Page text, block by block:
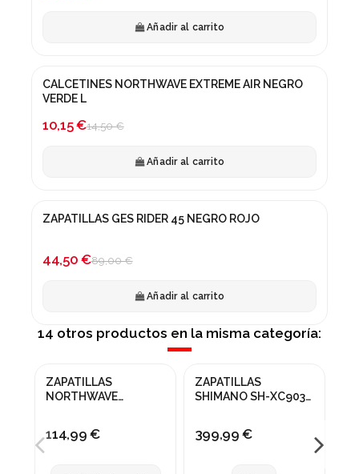
Añadir al carrito
-30%
CALCETINES NORTHWAVE EXTREME AIR NEGRO
VERDE L
10,15 €14,50 €
Añadir al carrito
¡En oferta!
ZAPATILLAS GES RIDER 45 NEGRO ROJO
44,50 €89,00 €
Añadir al carrito
14 otros productos en la misma categoría:
ZAPATILLAS
NORTHWAVE
114,99 €
ZAPATILLAS
SHIMANO SH-XC903
399,99 €